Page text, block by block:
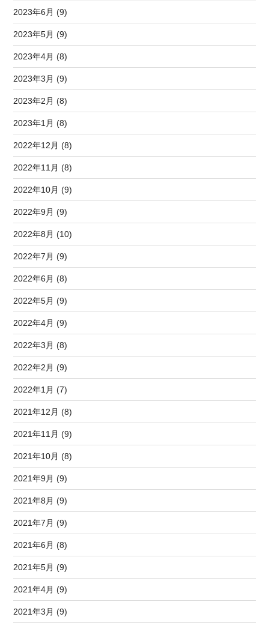
2023年6月 (9)
2023年5月 (9)
2023年4月 (8)
2023年3月 (9)
2023年2月 (8)
2023年1月 (8)
2022年12月 (8)
2022年11月 (8)
2022年10月 (9)
2022年9月 (9)
2022年8月 (10)
2022年7月 (9)
2022年6月 (8)
2022年5月 (9)
2022年4月 (9)
2022年3月 (8)
2022年2月 (9)
2022年1月 (7)
2021年12月 (8)
2021年11月 (9)
2021年10月 (8)
2021年9月 (9)
2021年8月 (9)
2021年7月 (9)
2021年6月 (8)
2021年5月 (9)
2021年4月 (9)
2021年3月 (9)